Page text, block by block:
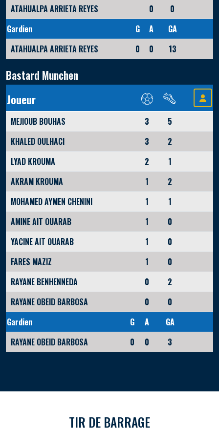
ATAHUALPA ARRIETA REYES
0
0
Gardien
G A
GA
ATAHUALPA ARRIETA REYES
0 0 13
Bastard Munchen
Joueur
MEJIOUB BOUHAS 3
5
KHALED OULHACI
3
2
LYAD KROUMA
2
1
AKRAM KROUMA
1
2
MOHAMED AYMEN CHENINI
1
1
AMINE AIT OUARAB
1
0
YACINE AIT OUARAB
1
0
FARES MAZIZ
1
0
RAYANE BENHENNEDA
0
2
RAYANE OBEID BARBOSA
0
0
Gardien
G A
GA
RAYANE OBEID BARBOSA
0 0 3
TIR DE BARRAGE